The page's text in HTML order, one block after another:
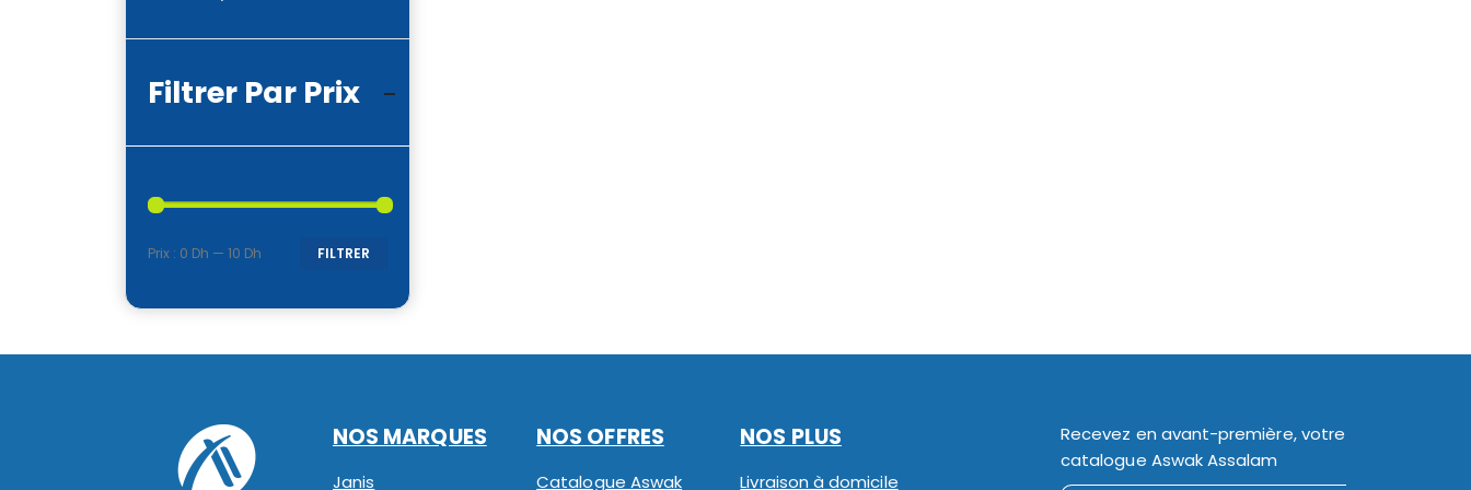
Filtrer Par Prix
FILTRER
Prix : 0 Dh — 10 Dh
NOS MARQUES
Janis
NOS OFFRES
Catalogue Aswak
NOS PLUS
Livraison à domicile
Recevez en avant-première, votre
catalogue Aswak Assalam